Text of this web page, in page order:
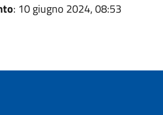
: 10 giugno 2024, 08:53